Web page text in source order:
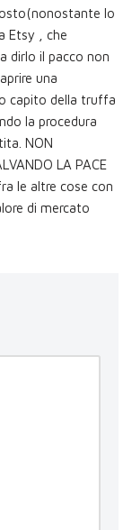
lo
Etsy , che
dirlo il pacco non
una
capito della truffa
la procedura
NON
LA PACE
le altre cose con
di mercato